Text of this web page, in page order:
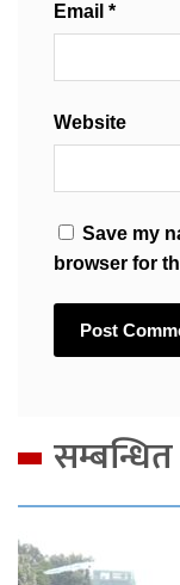
Email *
Website
Save my
browser for